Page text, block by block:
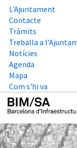
L'Ajuntament
Contacte
Tràmits
Treballa a
Notícies
Agenda
Mapa
Com s'hi va